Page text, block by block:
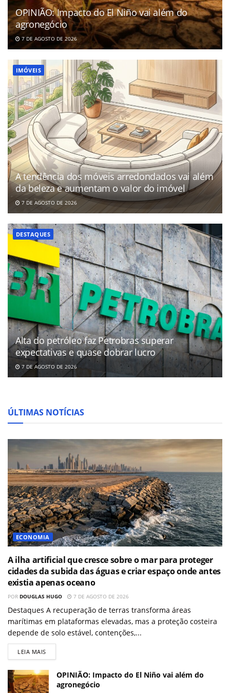
OPINIÃO: Impacto do El Niño vai além do
agronegócio
7 DE AGOSTO DE 2026
IMÓVEIS
A tendência dos móveis arredondados vai além
da beleza e aumentam o valor do imóvel
7 DE AGOSTO DE 2026
DESTAQUES
Alta do petróleo faz Petrobras superar
expectativas e quase dobrar lucro
7 DE AGOSTO DE 2026
ÚLTIMAS NOTÍCIAS
ECONOMIA
A ilha artificial que cresce sobre o mar para proteger
cidades da subida das águas e criar espaço onde antes
existia apenas oceano
POR DOUGLAS HUGO 7 DE AGOSTO DE 2026
Destaques A recuperação de terras transforma áreas
marítimas em plataformas elevadas, mas a proteção costeira
depende de solo estável, contenções,...
LEIA MAIS
OPINIÃO: Impacto do El Niño vai além do
agronegócio